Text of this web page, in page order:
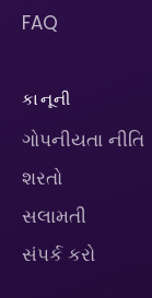
FAQ
કાનૂની
ગોપનીયતા નીતિ
શરતો
સલામતી
સંપર્ક કરો